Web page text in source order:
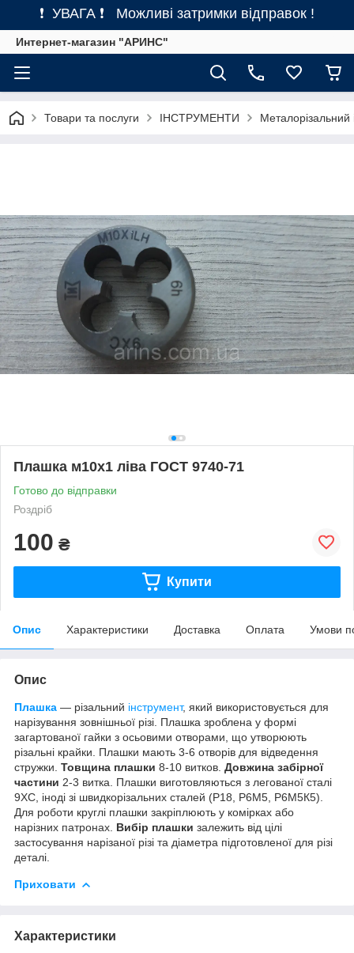
❗ УВАГА ❗ Можливі затримки відправок !
Интернет-магазин "АРИНС"
Товари та послуги ІНСТРУМЕНТИ Металорізальний
Плашка м10х1 ліва ГОСТ 9740-71
Готово до відправки
Роздріб
100 ₴
Купити
Опис Характеристики Доставка Оплата Умови
Опис
Плашка — різальний інструмент, який використовується для
нарізування зовнішньої різі. Плашка зроблена у формі
загартованої гайки з осьовими отворами, що утворюють
різальні крайки. Плашки мають 3-6 отворів для відведення
стружки. Товщина плашки 8-10 витков. Довжина забірної
частини 2-3 витка. Плашки виготовляються з легованої сталі
9ХС, іноді зі швидкорізальних сталей (Р18, Р6М5, Р6М5К5).
Для роботи круглі плашки закріплюють у комірках або
нарізних патронах. Вибір плашки залежить від цілі
застосування нарізаної різі та діаметра підготовленої для різі
деталі.
Приховати
Характеристики